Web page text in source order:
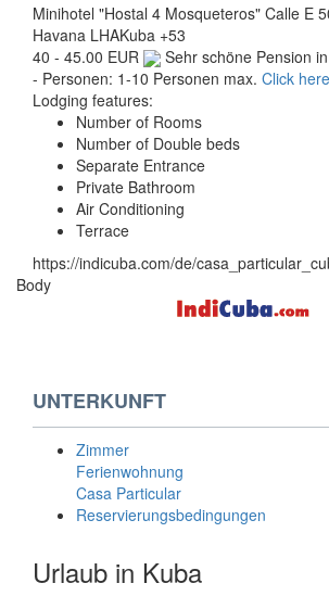
Minihotel "Hostal 4 Mosqueteros" Calle E
Havana LHAKuba +53
40 - 45.00 EUR
Sehr schöne Pension
- Personen: 1-10 Personen max. Click
Lodging features:
Number of Rooms
Number of Double beds
Separate Entrance
Private Bathroom
Air Conditioning
Terrace
https://indicuba.com/de/
Body
UNTERKUNFT
Zimmer
Ferienwohnung
Casa Particular
Reservierungsbedingungen
Urlaub in Kuba